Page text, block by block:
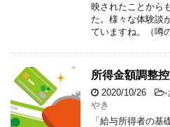
映されたことから
た。様々な体験談
ていますね。（噂
所得金額調整
2020/10/26 -
やき
「給与所得者の